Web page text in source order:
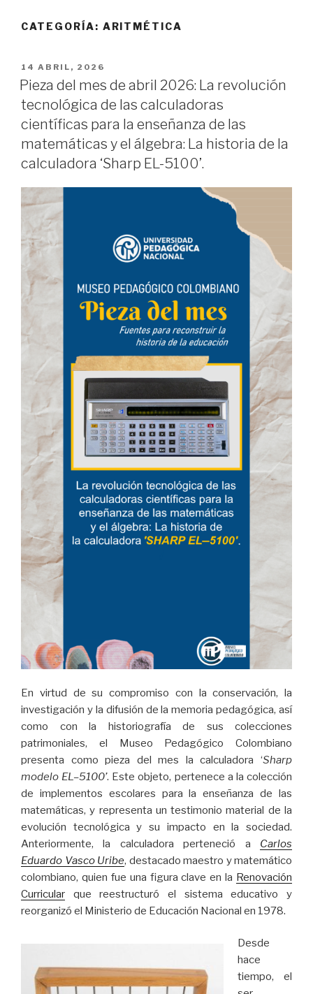
CATEGORÍA: ARITMÉTICA
PUBLICADO
EL
14 ABRIL, 2026
Pieza del mes de abril 2026: La revolución
tecnológica de las calculadoras
científicas para la enseñanza de las
matemáticas y el álgebra: La historia de la
calculadora ‘Sharp EL-5100’.
En virtud de su compromiso con la conservación, la
investigación y la difusión de la memoria pedagógica, así
como con la historiografía de sus colecciones
patrimoniales, el Museo Pedagógico Colombiano
presenta como pieza del mes la calculadora ‘Sharp
modelo EL–5100’. Este objeto, pertenece a la colección
de implementos escolares para la enseñanza de las
matemáticas, y representa un testimonio material de la
evolución tecnológica y su impacto en la sociedad.
Anteriormente, la calculadora perteneció a Carlos
Eduardo Vasco Uribe, destacado maestro y matemático
colombiano, quien fue una figura clave en la Renovación
Curricular que reestructuró el sistema educativo y
reorganizó el Ministerio de Educación Nacional en 1978.
Desde
hace
tiempo, el